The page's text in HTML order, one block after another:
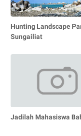
Hunting Landscape
Sungailiat
Jadilah Mahasiswa